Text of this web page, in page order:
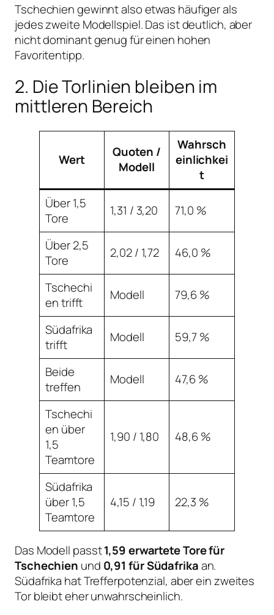
Tschechien gewinnt also etwas häufiger als
jedes zweite Modellspiel. Das ist deutlich, aber
nicht dominant genug für einen hohen
Favoritentipp.
2. Die Torlinien bleiben im
mittleren Bereich
Wert
Quoten /
Modell
Wahrsch
einlichkei
t
Über 1,5
Tore
1,31 / 3,20 71,0 %
Über 2,5
Tore
2,02 / 1,72 46,0 %
Tschechi
en trifft
Modell 79,6 %
Südafrika
trifft
Modell 59,7 %
Beide
treffen
Modell 47,6 %
Tschechi
en über
1,5
Teamtore
1,90 / 1,80 48,6 %
Südafrika
über 1,5
Teamtore
4,15 / 1,19 22,3 %
Das Modell passt1,59 erwartete Tore für
Tschechien und 0,91 für Südafrikaan.
Südafrika hat Trefferpotenzial, aber ein zweites
Tor bleibt eher unwahrscheinlich.